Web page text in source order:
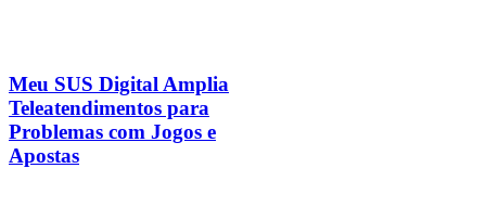
Meu SUS Digital Amplia
Teleatendimentos para
Problemas com Jogos e
Apostas